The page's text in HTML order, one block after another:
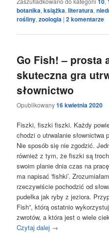
botanika,książka,literatura,
rośliny,zoologia |2komentarze
Go Fish! – prosta
skuteczna gra
słownictwo
Opublikowany16 kwietnia 2020
Fiszki, fiszki fiszki. Każdy
chodzi o utrwalanie
Nie sposób się nie zgodzić.
również z tym, że fiszki są
swoim planie dnia czas na
ma napisać 'fishki’.
rzeczywiście pochodzić od
pudełka jak ryby z jeziora.
Fish”, którą ostatnio
zwrotów, a która jest o wiele
Czytaj dalej →